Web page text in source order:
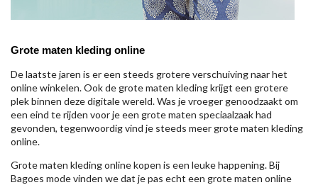
Grote maten kleding online
De laatste jaren is er een steeds grotere verschuiving naar het
online winkelen. Ook de grote maten kleding krijgt een grotere
plek binnen deze digitale wereld. Was je vroeger genoodzaakt om
een eind te rijden voor je een grote maten speciaalzaak had
gevonden, tegenwoordig vind je steeds meer grote maten kleding
online.
Grote maten kleding online kopen is een leuke happening. Bij
Bagoes mode vinden we dat je pas echt een grote maten online